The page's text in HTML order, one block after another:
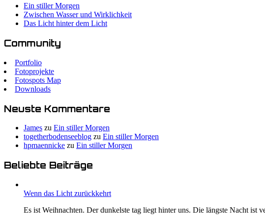
Ein stiller Morgen
Zwischen Wasser und Wirklichkeit
Das Licht hinter dem Licht
Community
Portfolio
Fotoprojekte
Fotospots Map
Downloads
Neuste Kommentare
James zu Ein stiller Morgen
togetherbodenseeblog zu Ein stiller Morgen
hpmaennicke zu Ein stiller Morgen
Beliebte Beiträge
Wenn das Licht zurückkehrt
Es ist Weihnachten. Der dunkelste tag liegt hinter uns. Die längste Nacht ist